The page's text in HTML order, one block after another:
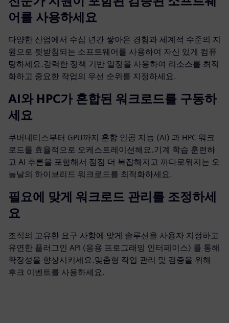
어를 사용하세요
다양한 산업에서 수십 년간 쌓아온 경험과 세계적 수준의 지
원으로 뒷받침되는 소프트웨어를 사용하여 자신 있게 컴퓨
팅하세요.강력한 정책 기반 일정을 사용하여 리소스를 최적
화하고 중요한 작업의 우선 순위를 지정하세요.
AI와 HPC가 혼합된 워크로드를 구동하
세요
쿠버네티스부터 GPU까지 혼합 인공 지능 (AI) 과 HPC 워크
로드를 효율적으로 오케스트레이션해요.기계 학습 훈련하
고 AI 추론을 포함해서 점점 더 복잡해지고 까다로워지는 오
늘날의 하이브리드 워크로드를 최적화하세요.
필요에 맞게 워크로드 관리를 조정하세
요
조직의 고유한 요구 사항에 맞게 솔루션을 사용자 지정하고
유연한 플러그인 API (응용 프로그래밍 인터페이스) 를 통해
확장성을 향상시키세요.맞춤형 작업 관리 및 검증을 위해
후크 이벤트를 사용하세요.